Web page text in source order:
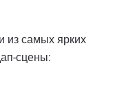
из самых ярких
сцены: